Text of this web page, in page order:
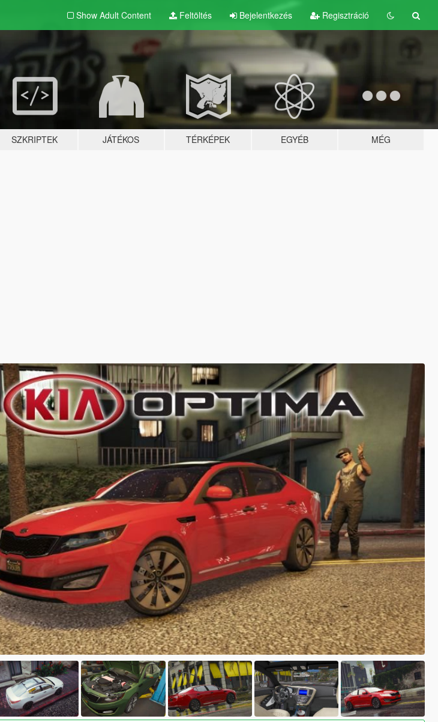
Show Adult Content Feltöltés Bejelentkezés Regisztráció
SZKRIPTEK JÁTÉKOS TÉRKÉPEK EGYÉB MÉG